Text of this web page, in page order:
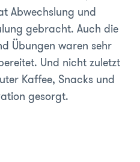
Abwechslung und
gebracht. Auch die
Übungen waren sehr
Und nicht zuletzt
Kaffee, Snacks und
gesorgt.